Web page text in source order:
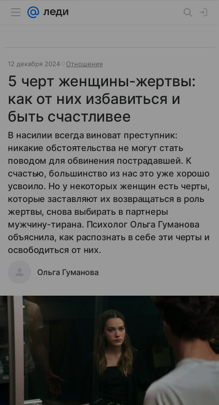
12 декабря 2024 Отношения
5 черт женщины-жертвы:
как от них избавиться и
быть счастливее
В насилии всегда виноват преступник:
никакие обстоятельства не могут стать
поводом для обвинения пострадавшей. К
счастью, большинство из нас это уже хорошо
усвоило. Но у некоторых женщин есть черты,
которые заставляют их возвращаться в роль
жертвы, снова выбирать в партнеры
мужчину-тирана. Психолог Ольга Гуманова
объяснила, как распознать в себе эти черты и
освободиться от них.
Ольга Гуманова